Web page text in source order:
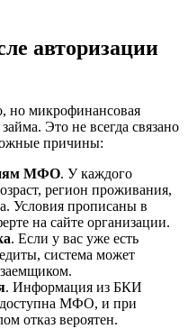
авторизации
но микрофинансовая
Это не всегда связано
причины:
МФО. У каждого
регион проживания,
Условия прописаны в
на сайте организации.
. Если у вас уже есть
система может
. Информация из БКИ
МФО, и при
отказ вероятен.